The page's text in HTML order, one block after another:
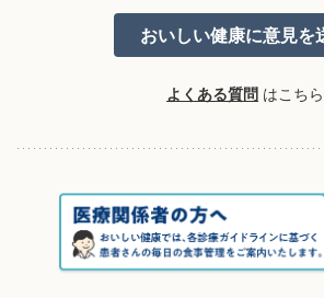
よくある質問 はこちら